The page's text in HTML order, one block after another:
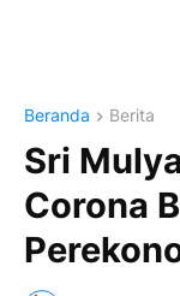
Beranda Berita
Sri
Corona